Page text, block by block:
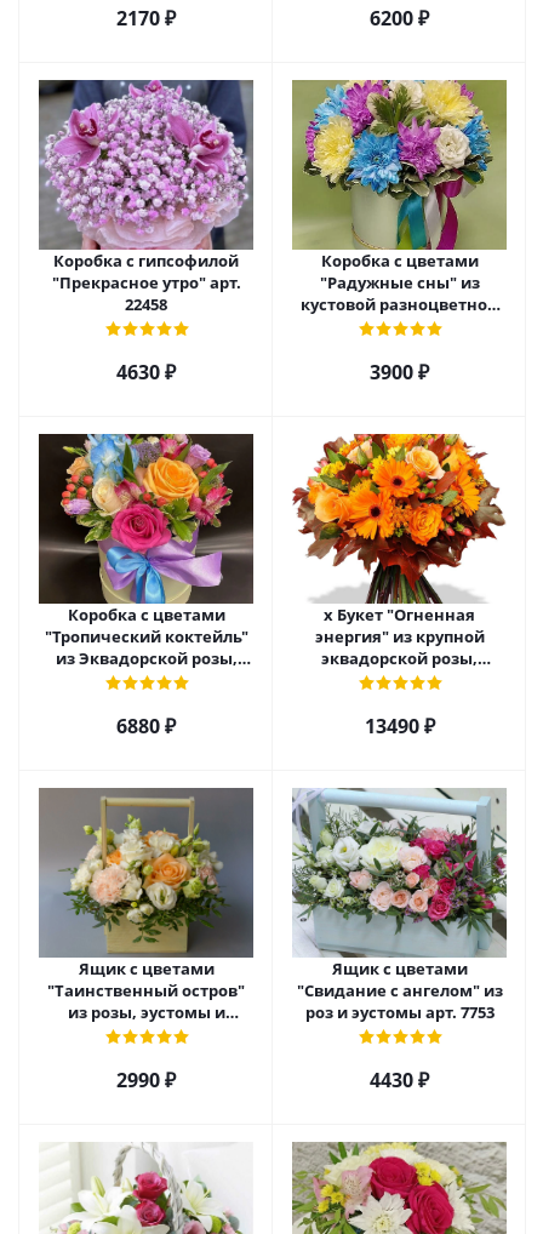
2170 ₽ 6200 ₽
Коробка с гипсофилой
"Прекрасное утро" арт.
22458
4630 ₽
Коробка с цветами
"Радужные сны" из
кустовой разноцветной
хризантемы арт. 22457
3900 ₽
Коробка с цветами
"Тропический коктейль"
из Эквадорской розы,
эустомы, альстромерии
6880 ₽
х Букет "Огненная
энергия" из крупной
эквадорской розы,
гиперикума и гермини.
13490 ₽
Ящик с цветами
"Таинственный остров"
из розы, эустомы и
диантуса арт. 7754
2990 ₽
Ящик с цветами
"Свидание с ангелом" из
роз и эустомы арт. 7753
4430 ₽